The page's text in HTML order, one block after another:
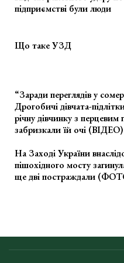
підприємстві були люди
Що таке УЗД
“Заради переглядів у
Дрогобичі дівчата-
річну дівчинку з перцевим
забризкали їй очі (ВІДЕО)
На Заході України
пішохідного мосту
ще дві постраждали